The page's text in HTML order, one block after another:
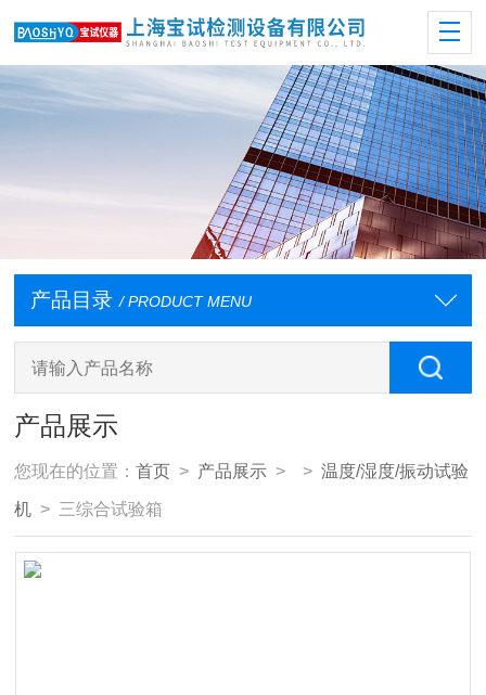
产品目录 / PRODUCT MENU
产品展示
您现在的位置：首页 > 产品展示 > >温度/湿度/振动试验
机 > 三综合试验箱